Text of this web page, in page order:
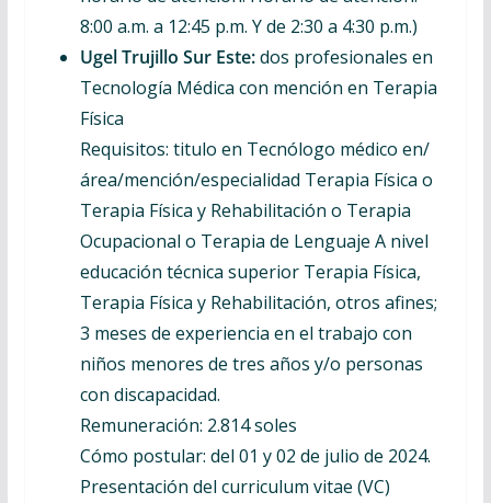
8:00 a.m. a 12:45 p.m. Y de 2:30 a 4:30 p.m.)
Ugel Trujillo Sur Este:dos profesionales en
Tecnología Médica con mención en Terapia
Física
Requisitos: titulo en Tecnólogo médico en/
área/mención/especialidad Terapia Física o
Terapia Física y Rehabilitación o Terapia
Ocupacional o Terapia de Lenguaje A nivel
educación técnica superior Terapia Física,
Terapia Física y Rehabilitación, otros afines;
3 meses de experiencia en el trabajo con
niños menores de tres años y/o personas
con discapacidad.
Remuneración: 2.814 soles
Cómo postular: del 01 y 02 de julio de 2024.
Presentación del curriculum vitae (VC)